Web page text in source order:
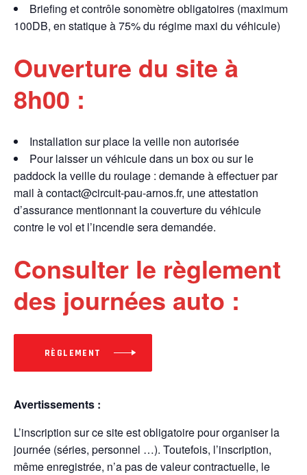
Briefing et contrôle sonomètre obligatoires (maximum
100DB, en statique à 75% du régime maxi du véhicule)
Ouverture du site à
8h00 :
Installation sur place la veille non autorisée
Pour laisser un véhicule dans un box ou sur le
paddock la veille du roulage : demande à effectuer par
mail à contact@circuit-pau-arnos.fr, une attestation
d’assurance mentionnant la couverture du véhicule
contre le vol et l’incendie sera demandée.
Consulter le règlement
des journées auto :
RÈGLEMENT
Avertissements :
L’inscription sur ce site est obligatoire pour organiser la
journée (séries, personnel …). Toutefois, l’inscription,
même enregistrée, n’a pas de valeur contractuelle, le